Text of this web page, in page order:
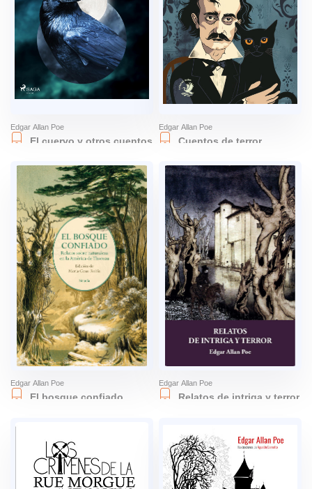
Edgar Allan Poe
El cuervo y otros cuentos
Edgar Allan Poe
Cuentos de terror
Edgar Allan Poe
El bosque confiado
Edgar Allan Poe
Relatos de intriga y terror